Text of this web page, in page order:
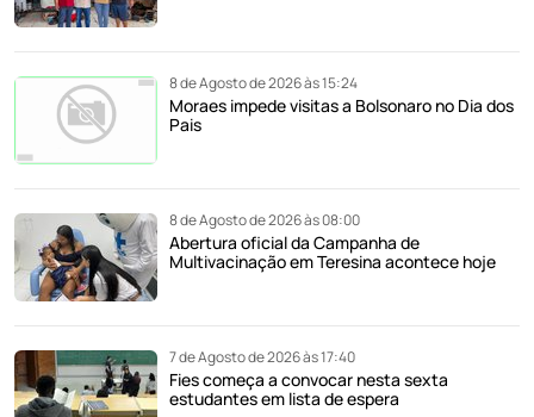
8 de Agosto de 2026 às 15:24
Moraes impede visitas a Bolsonaro no Dia dos
Pais
8 de Agosto de 2026 às 08:00
Abertura oficial da Campanha de
Multivacinação em Teresina acontece hoje
7 de Agosto de 2026 às 17:40
Fies começa a convocar nesta sexta
estudantes em lista de espera